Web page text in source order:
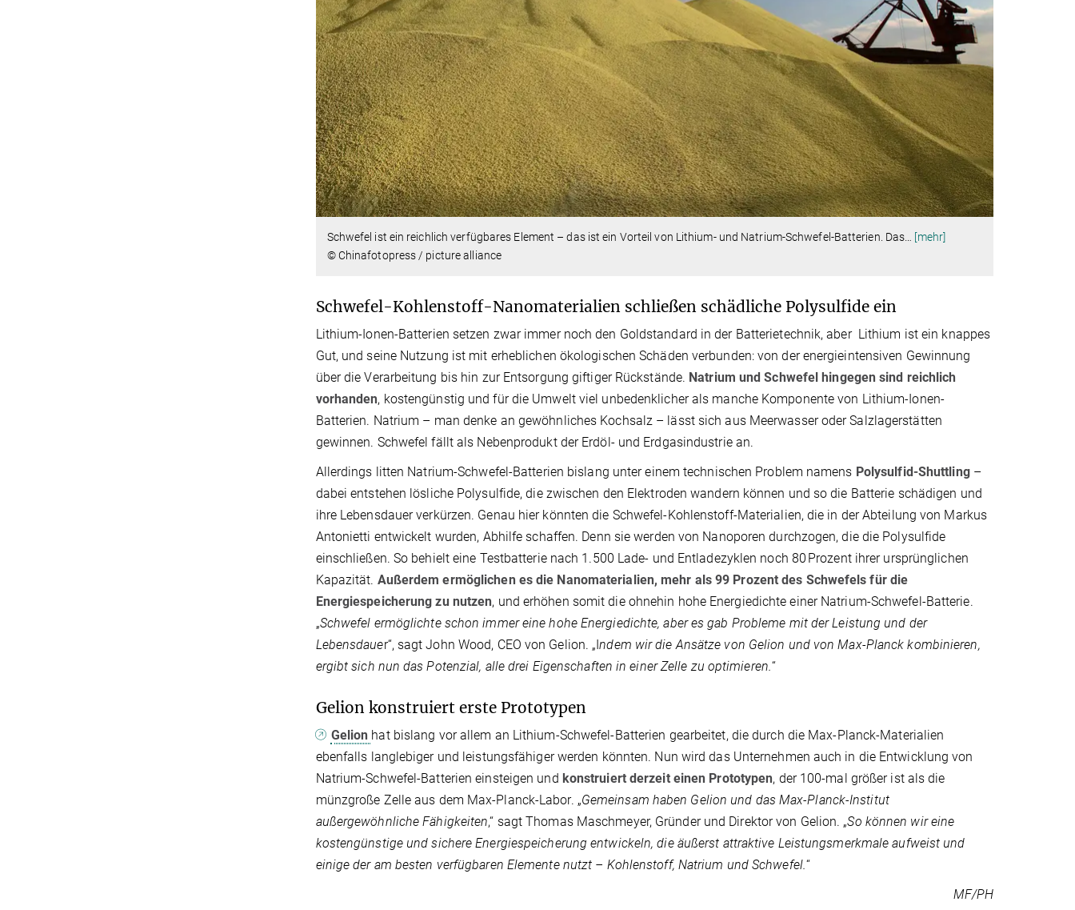
Schwefel ist ein reichlich verfügbares Element – das ist ein Vorteil von Lithium- und Natrium-Schwefel-Batterien. Das… [mehr]
© Chinafotopress / picture alliance
Schwefel-Kohlenstoff-Nanomaterialien schließen schädliche Polysulfide ein
Lithium-Ionen-Batterien setzen zwar immer noch den Goldstandard in der Batterietechnik, aber Lithium ist ein knappes
Gut, und seine Nutzung ist mit erheblichen ökologischen Schäden verbunden: von der energieintensiven Gewinnung
über die Verarbeitung bis hin zur Entsorgung giftiger Rückstände. Natrium und Schwefel hingegen sind reichlich
vorhanden, kostengünstig und für die Umwelt viel unbedenklicher als manche Komponente von Lithium-Ionen-
Batterien. Natrium – man denke an gewöhnliches Kochsalz – lässt sich aus Meerwasser oder Salzlagerstätten
gewinnen. Schwefel fällt als Nebenprodukt der Erdöl- und Erdgasindustrie an.
Allerdings litten Natrium-Schwefel-Batterien bislang unter einem technischen Problem namens Polysulfid-Shuttling–
dabei entstehen lösliche Polysulfide, die zwischen den Elektroden wandern können und so die Batterie schädigen und
ihre Lebensdauer verkürzen. Genau hier könnten die Schwefel-Kohlenstoff-Materialien, die in der Abteilung von Markus
Antonietti entwickelt wurden, Abhilfe schaffen. Denn sie werden von Nanoporen durchzogen, die die Polysulfide
einschließen. So behielt eine Testbatterie nach 1.500 Lade- und Entladezyklen noch 80 Prozent ihrer ursprünglichen
Kapazität. Außerdem ermöglichen es die Nanomaterialien, mehr als 99 Prozent des Schwefels für die
Energiespeicherung zu nutzen, und erhöhen somit die ohnehin hohe Energiedichte einer Natrium-Schwefel-Batterie.
„Schwefel ermöglichte schon immer eine hohe Energiedichte, aber es gab Probleme mit der Leistung und der
Lebensdauer“, sagt John Wood, CEO von Gelion. „Indem wir die Ansätze von Gelion und von Max-Planck kombinieren,
ergibt sich nun das Potenzial, alle drei Eigenschaften in einer Zelle zu optimieren.“
Gelion konstruiert erste Prototypen
Gelion hat bislang vor allem an Lithium-Schwefel-Batterien gearbeitet, die durch die Max-Planck-Materialien
ebenfalls langlebiger und leistungsfähiger werden könnten. Nun wird das Unternehmen auch in die Entwicklung von
Natrium-Schwefel-Batterien einsteigen und konstruiert derzeit einen Prototypen, der 100-mal größer ist als die
münzgroße Zelle aus dem Max-Planck-Labor. „Gemeinsam haben Gelion und das Max-Planck-Institut
außergewöhnliche Fähigkeiten,“ sagt Thomas Maschmeyer, Gründer und Direktor von Gelion. „So können wir eine
kostengünstige und sichere Energiespeicherung entwickeln, die äußerst attraktive Leistungsmerkmale aufweist und
einige der am besten verfügbaren Elemente nutzt – Kohlenstoff, Natrium und Schwefel.“
MF/PH